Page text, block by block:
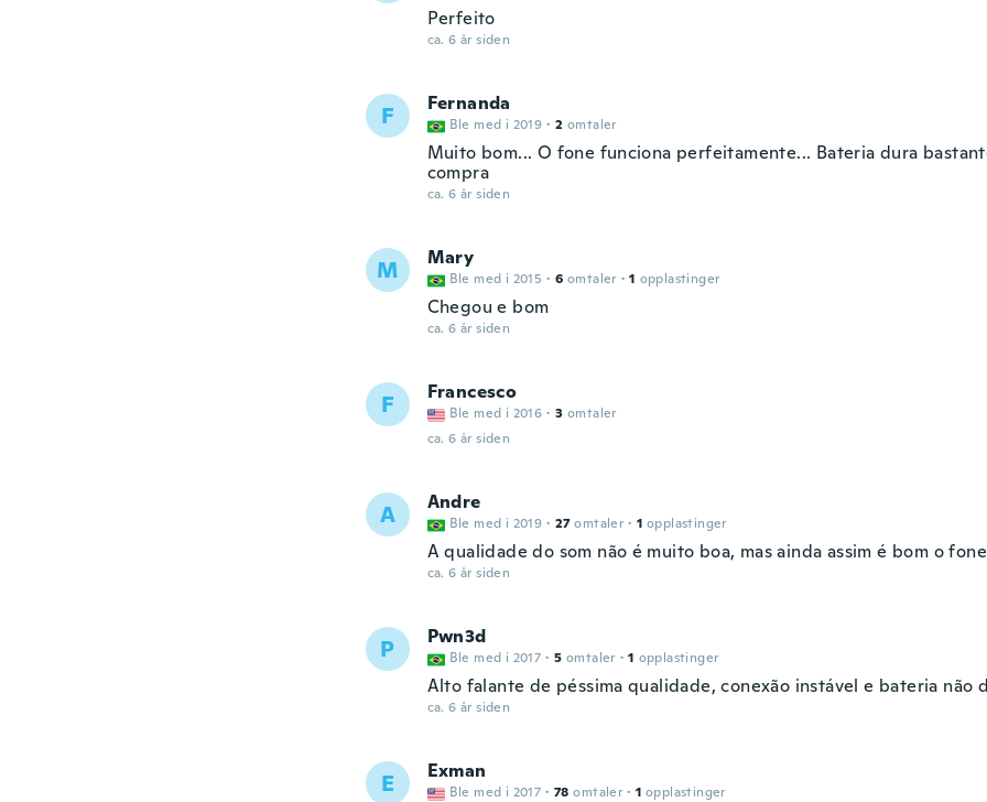
Perfeito
ca. 6 år siden
F Fernanda
Ble med i 2019 · 2 omtaler
Muito bom... O fone funciona perfeitamente... Bateria dura
compra
ca. 6 år siden
M Mary
Ble med i 2015 · 6 omtaler · 1 opplastinger
Chegou e bom
ca. 6 år siden
F Francesco
Ble med i 2016 · 3 omtaler
ca. 6 år siden
A Andre
Ble med i 2019 · 27 omtaler · 1 opplastinger
A qualidade do som não é muito boa, mas ainda assim é bom o fone
ca. 6 år siden
P Pwn3d
Ble med i 2017 · 5 omtaler · 1 opplastinger
Alto falante de péssima qualidade, conexão instável e bateria não
ca. 6 år siden
E Exman
Ble med i 2017 · 78 omtaler · 1 opplastinger